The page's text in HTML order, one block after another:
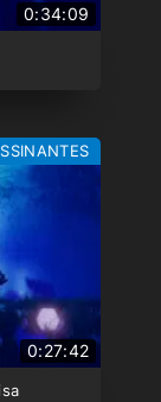
0:34:09
0:27:42